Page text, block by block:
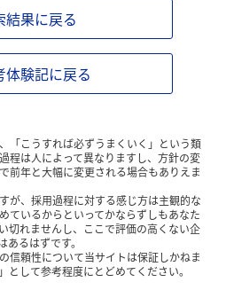
結果に戻る
体験記に戻る
「こうすれば必ずうまくいく」という類
程は人によって異なりますし、方針の変
前年と大幅に変更される場合もありえま
が、採用過程に対する感じ方は主観的な
ているからといってかならずしもあなた
切れませんし、ここで評価の高くない企
るはずです。
信頼性について当サイトは保証しかねま
として参考程度にとどめてください。